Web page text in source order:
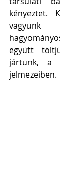
kényeztet.
együtt
jártunk, a